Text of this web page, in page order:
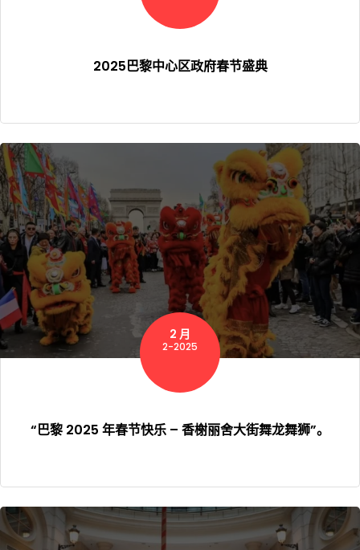
2025巴黎中心区政府春节盛典
2 月
2-2025
“巴黎 2025 年春节快乐 – 香榭丽舍大街舞龙舞狮”。